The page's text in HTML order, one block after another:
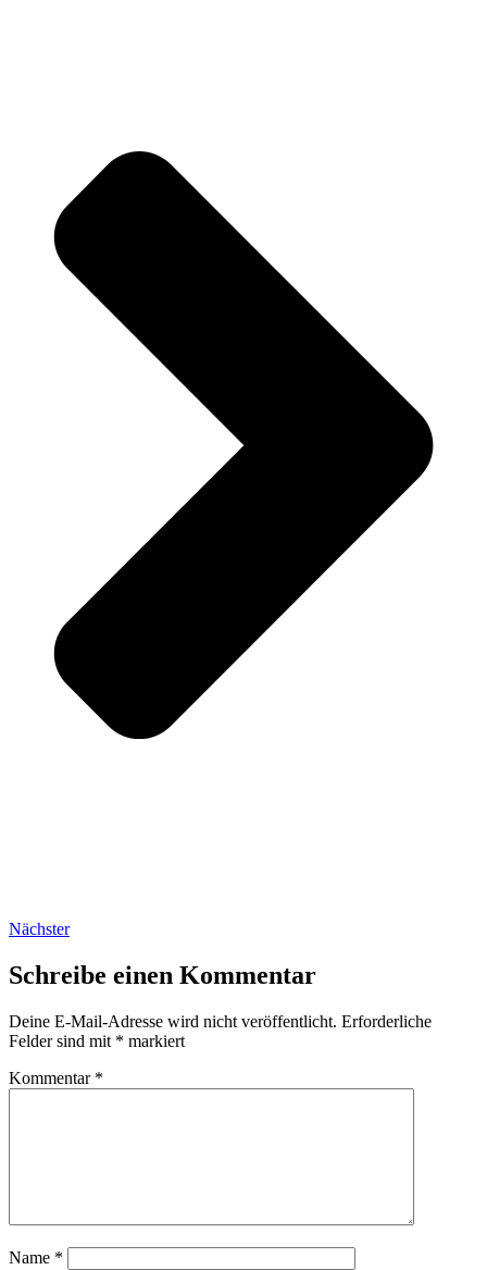
Nächster
Schreibe einen Kommentar
Deine E-Mail-Adresse wird nicht veröffentlicht. Erforderliche
Felder sind mit * markiert
Kommentar *
Name *